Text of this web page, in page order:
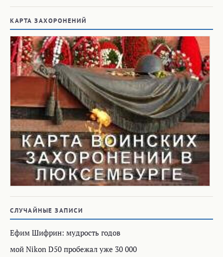
КАРТА ЗАХОРОНЕНИЙ
СЛУЧАЙНЫЕ ЗАПИСИ
Ефим Шифрин: мудрость годов
мой Nikon D50 пробежал уже 30 000